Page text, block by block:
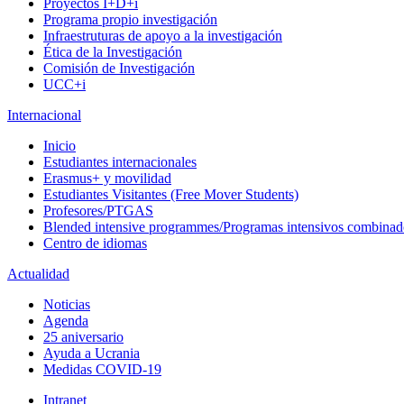
Proyectos I+D+i
Programa propio investigación
Infraestruturas de apoyo a la investigación
Ética de la Investigación
Comisión de Investigación
UCC+i
Internacional
Inicio
Estudiantes internacionales
Erasmus+ y movilidad
Estudiantes Visitantes (Free Mover Students)
Profesores/PTGAS
Blended intensive programmes/Programas intensivos
Centro de idiomas
Actualidad
Noticias
Agenda
25 aniversario
Ayuda a Ucrania
Medidas COVID-19
Intranet